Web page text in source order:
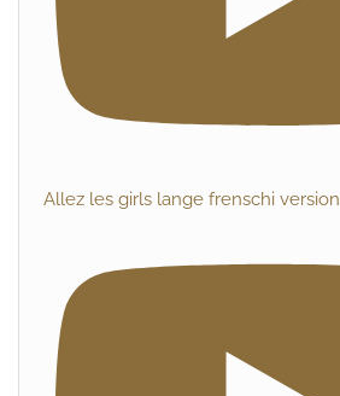
Allez les girls lange frenschi version